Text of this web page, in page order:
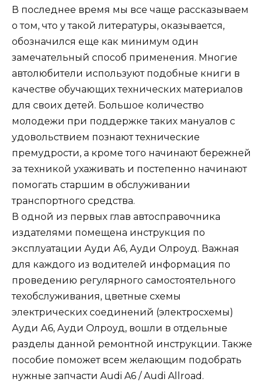
В последнее время мы все чаще рассказываем
о том, что у такой литературы, оказывается,
обозначился еще как минимум один
замечательный способ применения. Многие
автолюбители используют подобные книги в
качестве обучающих технических материалов
для своих детей. Большое количество
молодежи при поддержке таких мануалов с
удовольствием познают технические
премудрости, а кроме того начинают бережней
за техникой ухаживать и постепенно начинают
помогать старшим в обслуживании
транспортного средства.
В одной из первых глав автосправочника
издателями помещена инструкция по
эксплуатации Ауди А6, Ауди Олроуд. Важная
для каждого из водителей информация по
проведению регулярного самостоятельного
техобслуживания, цветные схемы
электрических соединений (электросхемы)
Ауди А6, Ауди Олроуд, вошли в отдельные
разделы данной ремонтной инструкции. Также
пособие поможет всем желающим подобрать
нужные запчасти Audi A6 / Audi Allroad.